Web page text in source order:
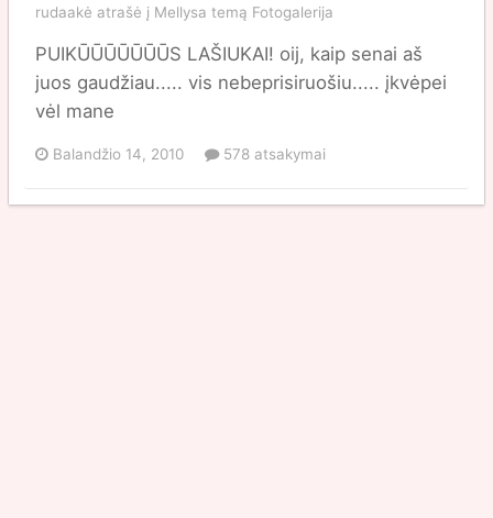
rudaakė atrašė į Mellysa temą Fotogalerija
PUIKŪŪŪŪŪŪŪS LAŠIUKAI! oij, kaip senai aš
juos gaudžiau..... vis nebeprisiruošiu..... įkvėpei
vėl mane
Balandžio 14, 2010 578 atsakymai